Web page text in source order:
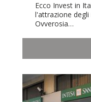
Ecco Invest in
l'attrazione
Ovverosia…